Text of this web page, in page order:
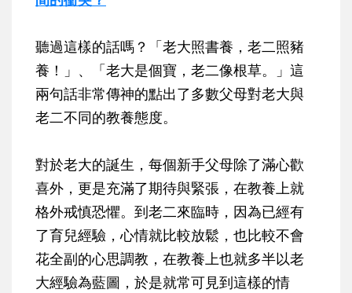
聽過這樣的話嗎？
「老大照書養，老二照豬
養！」、「老大是個寶，老二像根草。」 這
兩句話非常傳神的點出了多數父母對老大與
老二不同的教養態度。
對於老大的誕生，每個新手父母除了滿心歡
喜外，更是充滿了期待與緊張，在教養上就
格外戒慎恐懼。到老二來臨時，因為已經有
了育兒經驗，心情就比較放鬆，也比較不會
花全副的心思調教，在教養上也就多半以老
大經驗為藍圖，於是就常可見到這樣的情